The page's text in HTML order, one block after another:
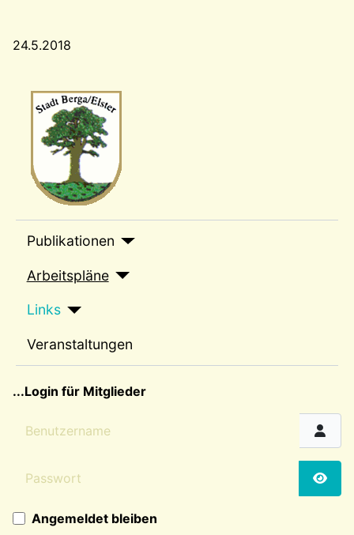
Publikationen
Arbeitspläne
Links
Veranstaltungen
...Login für Mitglieder
Benutzername
Angemeldet bleiben
24.5.2018